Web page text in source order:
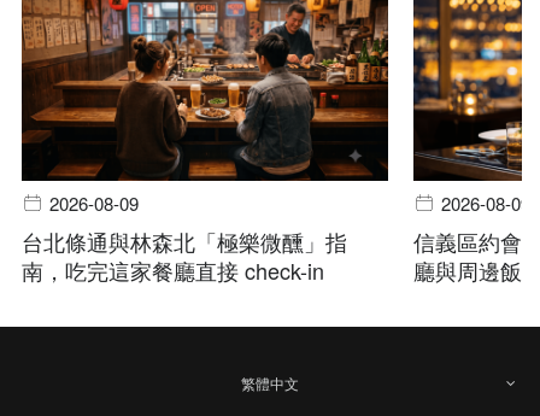
2026-08-09
台北條通與林森北「極樂微醺」指
南，吃完這家餐廳直接 check-in
2026-08-09
信義區約會
廳與周邊飯
繁體中文